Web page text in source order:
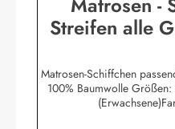
Streifen alle
Matrosen-Schiffchen
100% Baumwolle